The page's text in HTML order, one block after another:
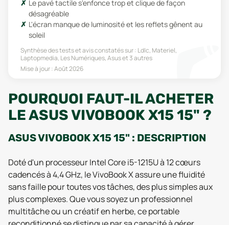
Le pavé tactile s'enfonce trop et clique de façon
désagréable
L'écran manque de luminosité et les reflets gênent au
soleil
Synthèse des tests et avis constatés sur : Ldlc, Materiel,
Laptopmedia, Les Numériques, Asuset 3 autres
Mise à jour :Août 2026
POURQUOI FAUT-IL ACHETER
LE ASUS VIVOBOOK X15 15" ?
ASUS VIVOBOOK X15 15" : DESCRIPTION
Doté d'un processeur Intel Core i5-1215U à 12 cœurs
cadencés à 4,4 GHz, le VivoBook X assure une fluidité
sans faille pour toutes vos tâches, des plus simples aux
plus complexes. Que vous soyez un professionnel
multitâche ou un créatif en herbe, ce portable